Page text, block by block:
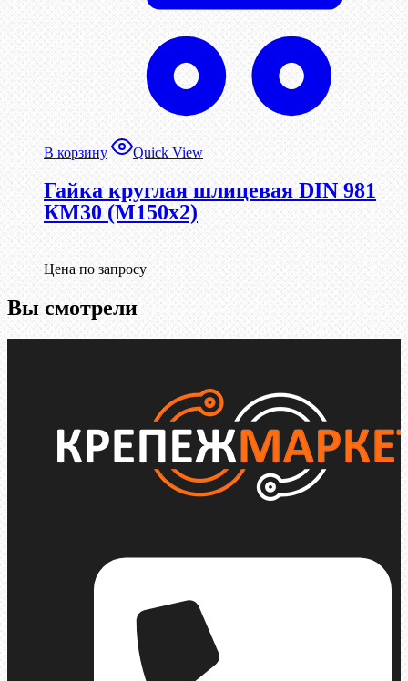
В корзину Quick View
Гайка круглая шлицевая DIN 981
КМ30 (М150х2)
Цена по запросу
Вы смотрели